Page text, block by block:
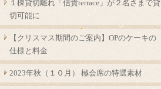
１棟貸切離れ「信貴terrace」が２名さまで貸
切可能に
【クリスマス期間のご案内】OPのケーキの
仕様と料金
2023年秋（１０月） 極会席の特選素材